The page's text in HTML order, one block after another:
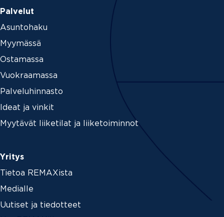
Palvelut
Asuntohaku
Myymässä
Ostamassa
Vuokraamassa
Palveluhinnasto
Ideat ja vinkit
Myytävät liiketilat ja liiketoiminnot
Yritys
Tietoa REMAXista
Medialle
Uutiset ja tiedotteet